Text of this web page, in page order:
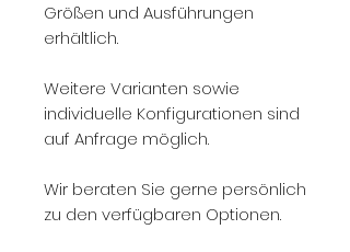
Größen und Ausführungen
erhältlich.
Weitere Varianten sowie
individuelle Konfigurationen sind
auf Anfrage möglich.
Wir beraten Sie gerne persönlich
zu den verfügbaren Optionen.